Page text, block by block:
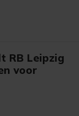
RB Leipzig
voor